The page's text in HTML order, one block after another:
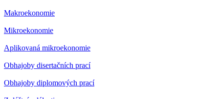
Makroekonomie
Mikroekonomie
Aplikovaná mikroekonomie
Obhajoby disertačních prací
Obhajoby diplomových prací